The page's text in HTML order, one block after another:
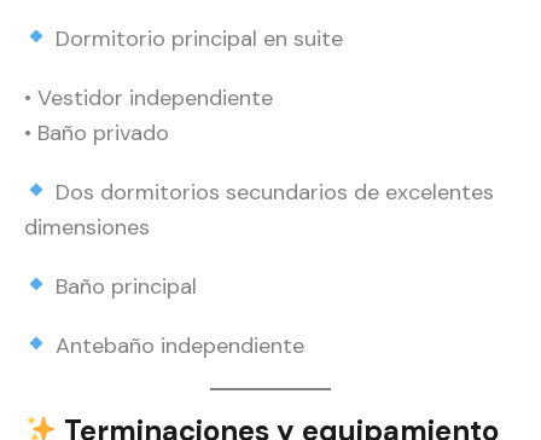
Dormitorio principal en suite
• Vestidor independiente
• Baño privado
Dos dormitorios secundarios de excelentes
dimensiones
Baño principal
Antebaño independiente
Terminaciones y equipamiento